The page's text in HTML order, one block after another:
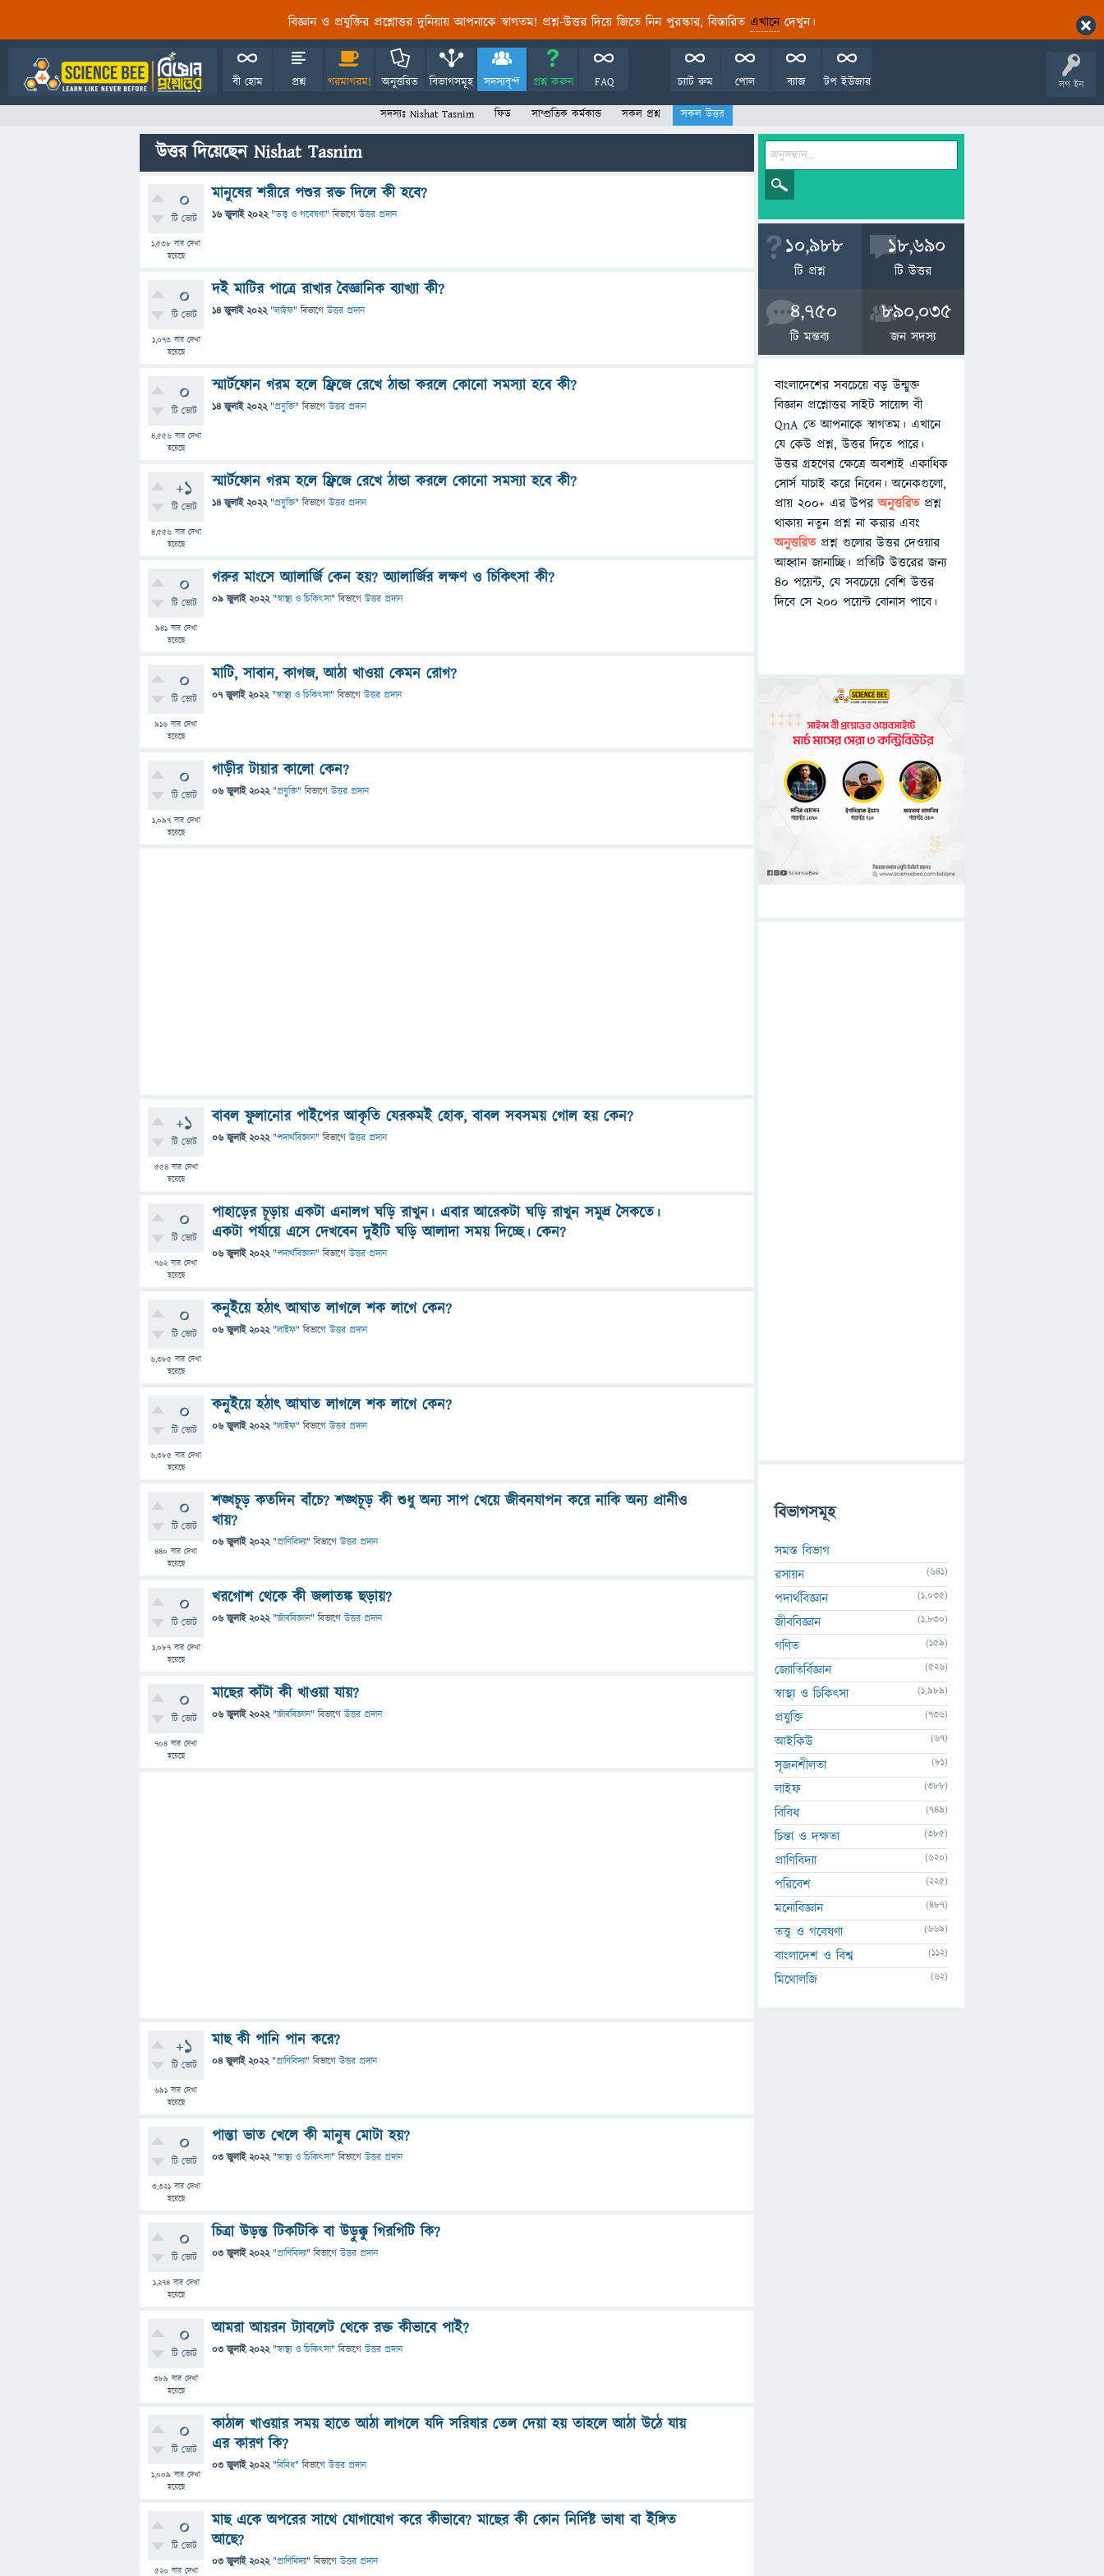
বিজ্ঞান ও প্রযুক্তির প্রশ্নোত্তর দুনিয়ায় আপনাকে স্বাগতম! প্রশ্ন-উত্তর দিয়ে জিতে নিন পুরস্কার, বিস্তারিত এখানেদেখুন।
লগ ইন
বী হোম প্রশ্ন গরমাগরম! অনুত্তরিত বিভাগসমূহ সদস্যবৃন্দ প্রশ্ন করুন FAQ টপ ইউজার
ব্যাজ
পোল
চ্যাট রুম
সদস্যঃ Nishat Tasnim ফিড সাম্প্রতিক কর্মকান্ড সকল প্রশ্ন সকল উত্তর
উত্তর দিয়েছেন Nishat Tasnim
0
টি ভোট
1,538 বার দেখা
হয়েছে
মানুষের শরীরে পশুর রক্ত দিলে কী হবে?
16 জুলাই 2022 "তত্ত্ব ও গবেষণা" বিভাগে উত্তর প্রদান
0
টি ভোট
1,073বার দেখা
হয়েছে
দই মাটির পাত্রে রাখার বৈজ্ঞানিক ব্যাখ্যা কী?
14 জুলাই 2022 "লাইফ" বিভাগে উত্তর প্রদান
0
টি ভোট
4,556বার দেখা
হয়েছে
স্মার্টফোন গরম হলে ফ্রিজে রেখে ঠান্ডা করলে কোনো সমস্যা হবে কী?
14 জুলাই 2022 "প্রযুক্তি" বিভাগে উত্তর প্রদান
+1
টি ভোট
4,556বার দেখা
হয়েছে
স্মার্টফোন গরম হলে ফ্রিজে রেখে ঠান্ডা করলে কোনো সমস্যা হবে কী?
14 জুলাই 2022 "প্রযুক্তি" বিভাগে উত্তর প্রদান
0
টি ভোট
941বার দেখা
হয়েছে
গরুর মাংসে অ্যালার্জি কেন হয়? অ্যালার্জির লক্ষণ ও চিকিৎসা কী?
09 জুলাই 2022 "স্বাস্থ্য ও চিকিৎসা" বিভাগে উত্তর প্রদান
0
টি ভোট
916 বার দেখা
হয়েছে
মাটি, সাবান, কাগজ, আঠা খাওয়া কেমন রোগ?
07 জুলাই 2022 "স্বাস্থ্য ও চিকিৎসা" বিভাগে উত্তর প্রদান
0
টি ভোট
1,097বার দেখা
হয়েছে
গাড়ীর টায়ার কালো কেন?
06 জুলাই 2022 "প্রযুক্তি" বিভাগে উত্তর প্রদান
+1
টি ভোট
554বার দেখা
হয়েছে
বাবল ফুলানোর পাইপের আকৃতি যেরকমই হোক, বাবল সবসময় গোল হয় কেন?
06 জুলাই 2022 "পদার্থবিজ্ঞান" বিভাগে উত্তর প্রদান
0
টি ভোট
762বার দেখা
হয়েছে
পাহাড়ের চূড়ায় একটা এনালগ ঘড়ি রাখুন। এবার আরেকটা ঘড়ি রাখুন সমুদ্র সৈকতে।
একটা পর্যায়ে এসে দেখবেন দুইটি ঘড়ি আলাদা সময় দিচ্ছে। কেন?
06 জুলাই 2022 "পদার্থবিজ্ঞান" বিভাগে উত্তর প্রদান
0
টি ভোট
6,385 বার দেখা
হয়েছে
কনুইয়ে হঠাৎ আঘাত লাগলে শক লাগে কেন?
06 জুলাই 2022 "লাইফ" বিভাগে উত্তর প্রদান
0
টি ভোট
6,385 বার দেখা
হয়েছে
কনুইয়ে হঠাৎ আঘাত লাগলে শক লাগে কেন?
06 জুলাই 2022 "লাইফ" বিভাগে উত্তর প্রদান
0
টি ভোট
440 বার দেখা
হয়েছে
শঙ্খচূড় কতদিন বাঁচে? শঙ্খচূড় কী শুধু অন্য সাপ খেয়ে জীবনযাপন করে নাকি অন্য প্রানীও
খায়?
06 জুলাই 2022 "প্রাণিবিদ্যা" বিভাগে উত্তর প্রদান
0
টি ভোট
1,087বার দেখা
হয়েছে
খরগোশ থেকে কী জলাতঙ্ক ছড়ায়?
06 জুলাই 2022 "জীববিজ্ঞান" বিভাগে উত্তর প্রদান
0
টি ভোট
704 বার দেখা
হয়েছে
মাছের কাঁটা কী খাওয়া যায়?
06 জুলাই 2022 "জীববিজ্ঞান" বিভাগে উত্তর প্রদান
+1
টি ভোট
691 বার দেখা
হয়েছে
মাছ কী পানি পান করে?
04 জুলাই 2022 "প্রাণিবিদ্যা" বিভাগে উত্তর প্রদান
0
টি ভোট
3,321বার দেখা
হয়েছে
পান্তা ভাত খেলে কী মানুষ মোটা হয়?
03 জুলাই 2022 "স্বাস্থ্য ও চিকিৎসা" বিভাগে উত্তর প্রদান
0
টি ভোট
1,274বার দেখা
হয়েছে
চিত্রা উড়ন্ত টিকটিকি বা উড়ুক্কু গিরগিটি কি?
03 জুলাই 2022 "প্রাণিবিদ্যা" বিভাগে উত্তর প্রদান
0
টি ভোট
389 বার দেখা
হয়েছে
আমরা আয়রন ট্যাবলেট থেকে রক্ত কীভাবে পাই?
03 জুলাই 2022 "স্বাস্থ্য ও চিকিৎসা" বিভাগে উত্তর প্রদান
0
টি ভোট
1,009 বার দেখা
হয়েছে
কাঠাল খাওয়ার সময় হাতে আঠা লাগলে যদি সরিষার তেল দেয়া হয় তাহলে আঠা উঠে যায়
এর কারণ কি?
03 জুলাই 2022 "বিবিধ" বিভাগে উত্তর প্রদান
0
টি ভোট
520 বার দেখা
মাছ একে অপরের সাথে যোগাযোগ করে কীভাবে? মাছের কী কোন নির্দিষ্ট ভাষা বা ইঙ্গিত
আছে?
03 জুলাই 2022 "প্রাণিবিদ্যা" বিভাগে উত্তর প্রদান
10,988
টি প্রশ্ন
18,690
টি উত্তর
4,750
টি মন্তব্য
890,035
জন সদস্য
বাংলাদেশের সবচেয়ে বড় উন্মুক্ত
বিজ্ঞান প্রশ্নোত্তর সাইট সায়েন্স বী
QnA তে আপনাকে স্বাগতম। এখানে
যে কেউ প্রশ্ন, উত্তর দিতে পারে।
উত্তর গ্রহণের ক্ষেত্রে অবশ্যই একাধিক
সোর্স যাচাই করে নিবেন। অনেকগুলো,
প্রায় ২০০+ এর উপরঅনুত্তরিতপ্রশ্ন
থাকায় নতুন প্রশ্ন না করার এবং
অনুত্তরিত প্রশ্ন গুলোর উত্তর দেওয়ার
আহ্বান জানাচ্ছি। প্রতিটি উত্তরের জন্য
৪০ পয়েন্ট, যে সবচেয়ে বেশি উত্তর
দিবে সে ২০০ পয়েন্ট বোনাস পাবে।
বিভাগসমূহ
সমস্ত বিভাগ
রসায়ন
(641)
পদার্থবিজ্ঞান (1,035)
জীববিজ্ঞান (1,830)
গণিত (159)
জ্যোতির্বিজ্ঞান (526)
স্বাস্থ্য ও চিকিৎসা (1,989)
প্রযুক্তি (736)
আইকিউ (67)
সৃজনশীলতা (81)
লাইফ (388)
বিবিধ (749)
চিন্তা ও দক্ষতা (385)
প্রাণিবিদ্যা (620)
পরিবেশ (225)
মনোবিজ্ঞান (487)
তত্ত্ব ও গবেষণা (669)
বাংলাদেশ ও বিশ্ব (112)
মিথোলজি (62)